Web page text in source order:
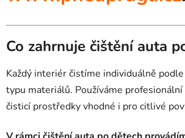
Co zahrnuje čištění auta
Každý interiér čistíme individuálně
typu materiálů. Používáme
čisticí prostředky vhodné i pro citlivé